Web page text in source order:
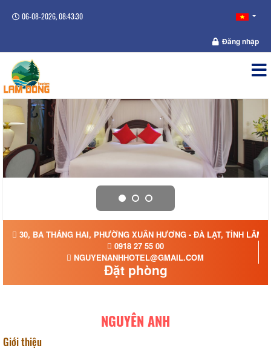
06-08-2026, 08:43:31
Đăng nhập
30, BA THÁNG HAI, PHƯỜNG XUÂN HƯƠNG - ĐÀ LẠT, TỈNH LÂM
0918 27 55 00
NGUYENANHHOTEL@GMAIL.COM
Đặt phòng
NGUYÊN ANH
Giới thiệu